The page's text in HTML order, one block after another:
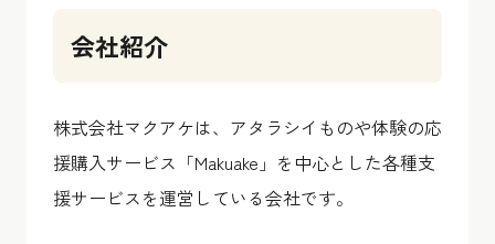
会社紹介
株式会社マクアケは、アタラシイものや体験の応
援購入サービス「Makuake」を中心とした各種支
援サービスを運営している会社です。